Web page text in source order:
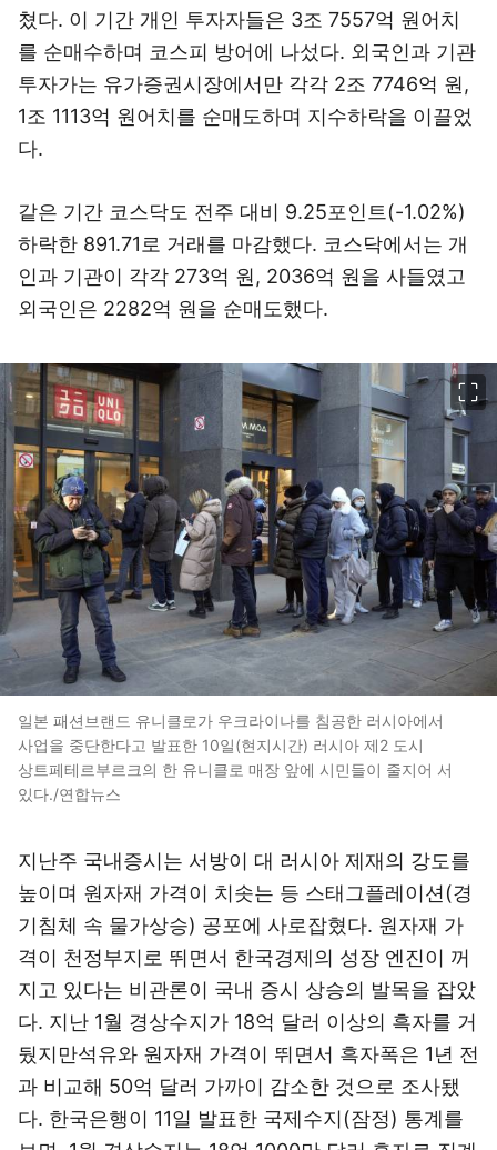
쳤다. 이 기간 개인 투자자들은 3조 7557억 원어치
를 순매수하며 코스피 방어에 나섰다. 외국인과 기관
투자가는 유가증권시장에서만 각각 2조 7746억 원,
1조 1113억 원어치를 순매도하며 지수하락을 이끌었
다.
같은 기간 코스닥도 전주 대비 9.25포인트(-1.02%)
하락한 891.71로 거래를 마감했다. 코스닥에서는 개
인과 기관이 각각 273억 원, 2036억 원을 사들였고
외국인은 2282억 원을 순매도했다.
일본 패션브랜드 유니클로가 우크라이나를 침공한 러시아에서
사업을 중단한다고 발표한 10일(현지시간) 러시아 제2 도시
상트페테르부르크의 한 유니클로 매장 앞에 시민들이 줄지어 서
있다./연합뉴스
지난주 국내증시는 서방이 대 러시아 제재의 강도를
높이며 원자재 가격이 치솟는 등 스태그플레이션(경
기침체 속 물가상승) 공포에 사로잡혔다. 원자재 가
격이 천정부지로 뛰면서 한국경제의 성장 엔진이 꺼
지고 있다는 비관론이 국내 증시 상승의 발목을 잡았
다. 지난 1월 경상수지가 18억 달러 이상의 흑자를 거
뒀지만석유와 원자재 가격이 뛰면서 흑자폭은 1년 전
과 비교해 50억 달러 가까이 감소한 것으로 조사됐
다. 한국은행이 11일 발표한 국제수지(잠정) 통계를